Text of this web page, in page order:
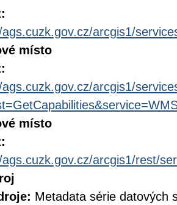
arcgis1/
místo
ags.cuzk.gov.cz/arcgis1/
místo
ags.cuzk.gov.cz/arcgis1/rest/
Metadata série datových